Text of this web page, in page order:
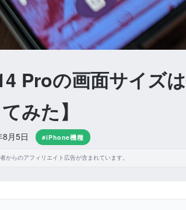
Proの画面サイズ
みた】
月5日 #iPhone機種
からのアフィリエイト広告が含まれています。